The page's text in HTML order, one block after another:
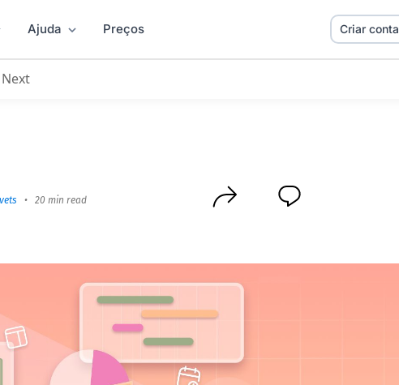
Ajuda Preços
de Projetos em 2026
Criar conta
Next
• 20 min read